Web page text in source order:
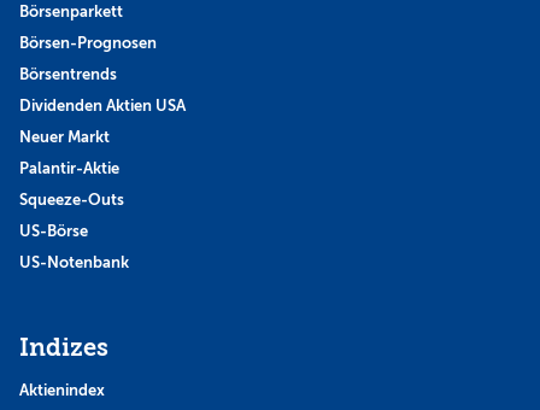
Börsenparkett
Börsen-Prognosen
Börsentrends
Dividenden Aktien USA
Neuer Markt
Palantir-Aktie
Squeeze-Outs
US-Börse
US-Notenbank
Indizes
Aktienindex